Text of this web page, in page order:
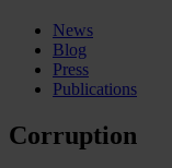
News
Blog
Press
Publications
Corruption